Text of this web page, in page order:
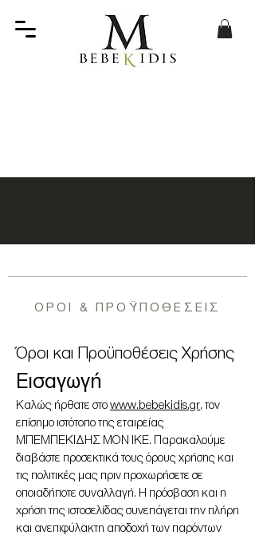
ΟΡΟΙ & ΠΡΟΫΠΟΘΕΣΕΙΣ
Όροι και Προϋποθέσεις Χρήσης
Εισαγωγή
Καλώς ήρθατε στο www.bebekidis.gr, τον
επίσημο ιστότοπο της εταιρείας
ΜΠΕΜΠΕΚΙΔΗΣ ΜΟΝ ΙΚΕ. Παρακαλούμε
διαβάστε προσεκτικά τους όρους χρήσης και
τις πολιτικές μας πριν προχωρήσετε σε
οποιαδήποτε συναλλαγή. Η πρόσβαση και η
χρήση της ιστοσελίδας συνεπάγεται την πλήρη
και ανεπιφύλακτη αποδοχή των παρόντων